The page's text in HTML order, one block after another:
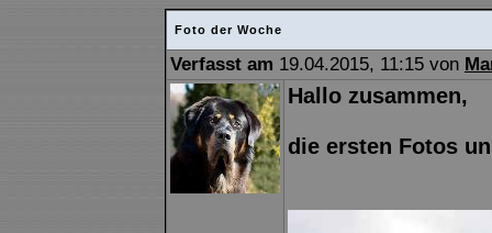
Foto der Woche
Verfasst am 19.04.2015, 11:15 von
Hallo zusammen,
die ersten Fotos